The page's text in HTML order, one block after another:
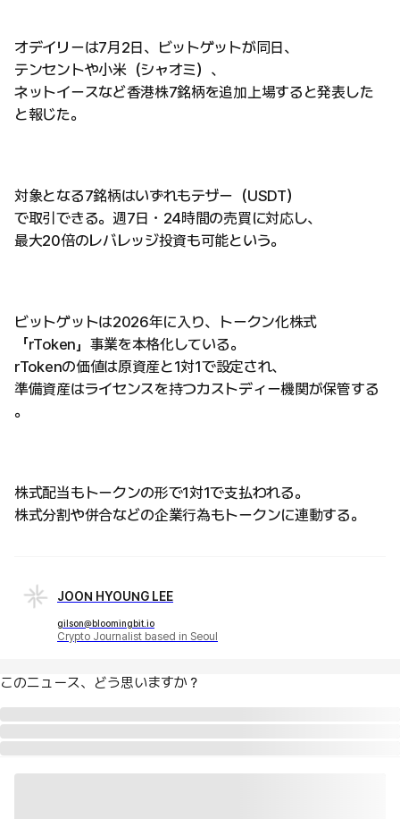
オデイリーは7月2日、ビットゲットが同日、
テンセントや小米（シャオミ）、
ネットイースなど香港株7銘柄を追加上場すると発表した
と報じた。
対象となる7銘柄はいずれもテザー（USDT）
で取引できる。週7日・24時間の売買に対応し、
最大20倍のレバレッジ投資も可能という。
ビットゲットは2026年に入り、トークン化株式
「rToken」事業を本格化している。
rTokenの価値は原資産と1対1で設定され、
準備資産はライセンスを持つカストディー機関が保管する
。
株式配当もトークンの形で1対1で支払われる。
株式分割や併合などの企業行為もトークンに連動する。
JOON HYOUNG LEE
gilson@bloomingbit.io
Crypto Journalist based in Seoul
このニュース、どう思いますか？